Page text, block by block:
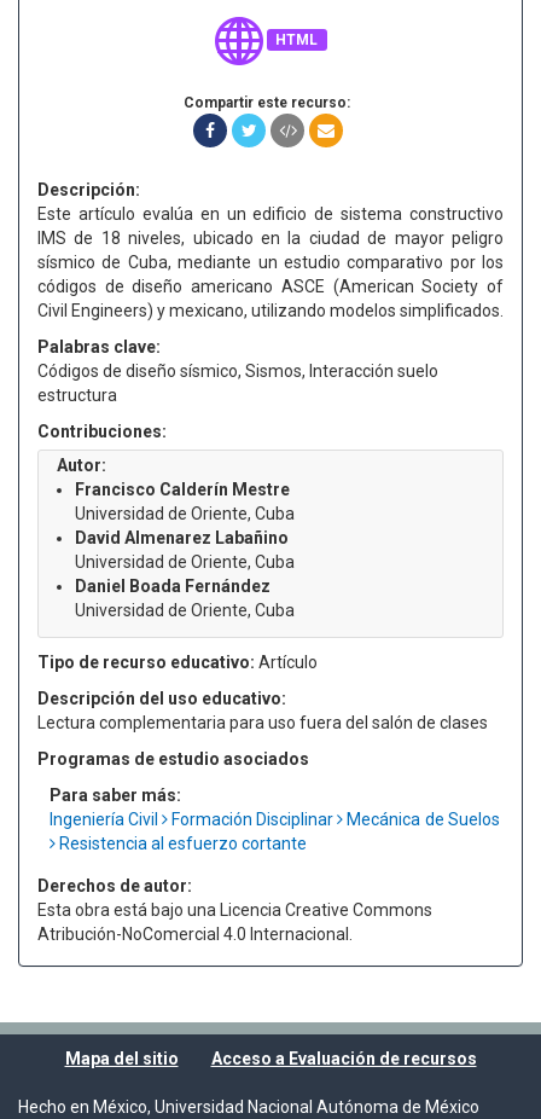
HTML
Compartir este recurso:
Descripción:
Este artículo evalúa en un edificio de sistema constructivo
IMS de 18 niveles, ubicado en la ciudad de mayor peligro
sísmico de Cuba, mediante un estudio comparativo por los
códigos de diseño americano ASCE (American Society of
Civil Engineers) y mexicano, utilizando modelos simplificados.
Palabras clave:
Códigos de diseño sísmico, Sismos, Interacción suelo
estructura
Contribuciones:
Autor:
Francisco Calderín Mestre
Universidad de Oriente, Cuba
David Almenarez Labañino
Universidad de Oriente, Cuba
Daniel Boada Fernández
Universidad de Oriente, Cuba
Tipo de recurso educativo: Artículo
Descripción del uso educativo:
Lectura complementaria para uso fuera del salón de clases
Programas de estudio asociados
Para saber más:
Ingeniería Civil
Formación Disciplinar
Mecánica de Suelos
Resistencia al esfuerzo cortante
Derechos de autor:
Esta obra está bajo una Licencia Creative Commons
Atribución-NoComercial 4.0 Internacional.
Mapa del sitio Acceso a Evaluación de recursos
Hecho en México, Universidad Nacional Autónoma de México